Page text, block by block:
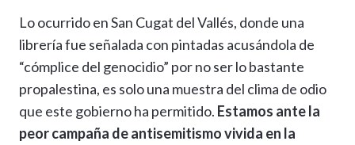
Lo ocurrido en San Cugat del Vallés, donde una
librería fue señalada con pintadas acusándola de
“cómplice del genocidio” por no ser lo bastante
propalestina, es solo una muestra del clima de odio
que este gobierno ha permitido. Estamos ante la
peor campaña de antisemitismo vivida en la